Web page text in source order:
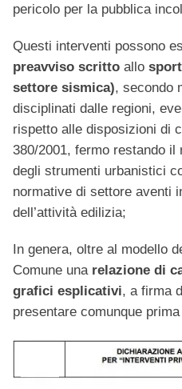
pericolo per la pubblica
Questi interventi possono
preavviso scritto allo
settore sismica), secondo
disciplinati dalle regioni,
rispetto alle disposizioni di
380/2001, fermo restando
degli strumenti urbanistici
normative di settore aventi
dell’attività edilizia;
In genera, oltre al modello
Comune una relazione di
grafici esplicativi, a firma
presentare comunque